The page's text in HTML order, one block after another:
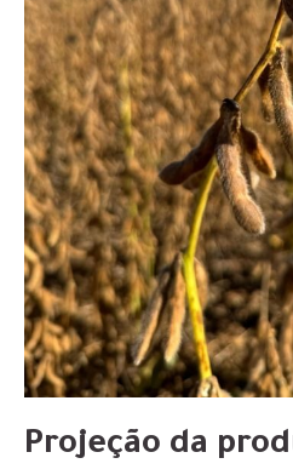
Projeção da